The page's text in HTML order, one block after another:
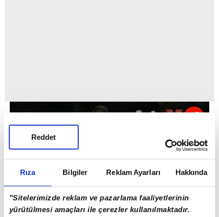
Rıza Bilgiler Reklam Ayarları Hakkında
"Sitelerimizde reklam ve pazarlama faaliyetlerinin
yürütülmesi amaçları ile çerezler kullanılmaktadır.
Reddet